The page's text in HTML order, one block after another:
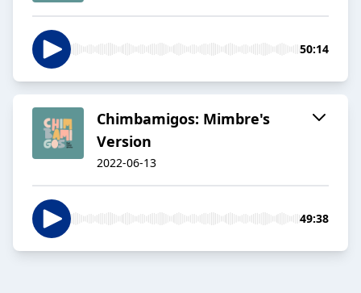
50:14
Chimbamigos: Mimbre's
Version
2022-06-13
49:38